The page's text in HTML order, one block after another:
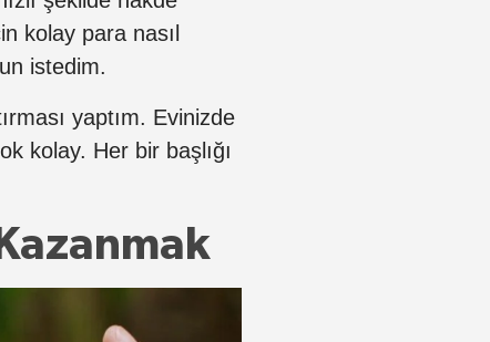
kolay para nasıl
istedim.
yaptım. Evinizde
kolay. Her bir başlığı